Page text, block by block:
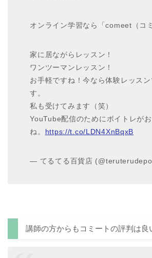
オンライン学習なら「comeet（コ
家に居ながらレッスン！
ワンツーマンレッスン！
お手軽ですね！今なら体験レッス
す。
私も受けてみます（笑）
YouTube配信のためにボイトレが
ね。 https://t.co/LDN4XnBqxB
— てるてる百貨店
講師の方からもコミートの評判は